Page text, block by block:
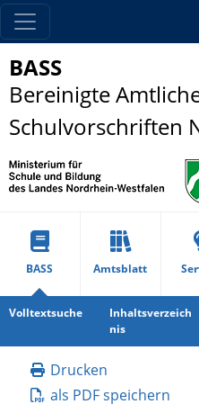
BASS
Bereinigte
Schulvorschriften
BASS Amtsblatt
Volltextsuche
Inhaltsverzeich
nis
Drucken
als PDF speichern